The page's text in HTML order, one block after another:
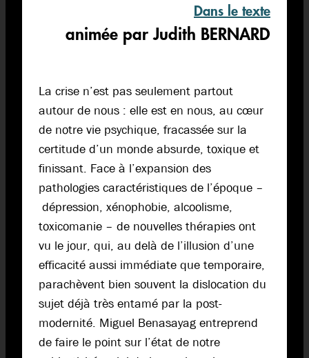
Dans le texte
animée par Judith BERNARD
La crise n’est pas seulement partout
autour de nous : elle est en nous, au cœur
de notre vie psychique, fracassée sur la
certitude d’un monde absurde, toxique et
finissant. Face à l’expansion des
pathologies caractéristiques de l’époque –
dépression, xénophobie, alcoolisme,
toxicomanie – de nouvelles thérapies ont
vu le jour, qui, au delà de l’illusion d’une
efficacité aussi immédiate que temporaire,
parachèvent bien souvent la dislocation du
sujet déjà très entamé par la post-
modernité. Miguel Benasayag entreprend
de faire le point sur l’état de notre